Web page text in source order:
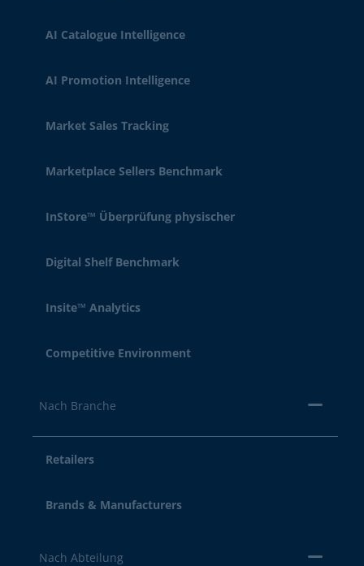
AI Catalogue Intelligence
AI Promotion Intelligence
Market Sales Tracking
Marketplace Sellers Benchmark
InStore™ Überprüfung physischer
Digital Shelf Benchmark
Insite™ Analytics
Competitive Environment
Nach Branche
Retailers
Brands & Manufacturers
Nach Abteilung